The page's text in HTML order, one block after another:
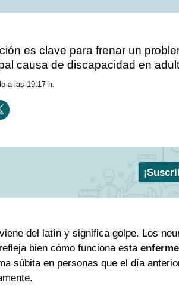
es clave para frenar un
causa de discapacidad en
a las 19:17 h.
del latín y significa golpe. Los
bien cómo funciona esta
súbita en personas que el día